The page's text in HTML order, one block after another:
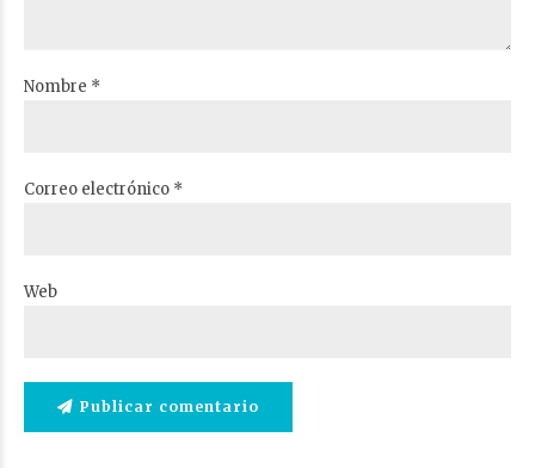
Nombre *
Correo electrónico *
Web
Publicar comentario